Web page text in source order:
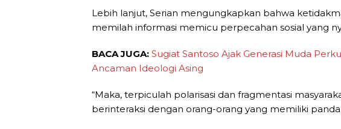
Lebih lanjut, Serian mengungkapkan bahwa
memilah informasi memicu perpecahan sosial yang
BACA JUGA: Sugiat Santoso Ajak Generasi Muda
Ancaman Ideologi Asing
“Maka, terpiculah polarisasi dan fragmentasi
berinteraksi dengan orang-orang yang memiliki